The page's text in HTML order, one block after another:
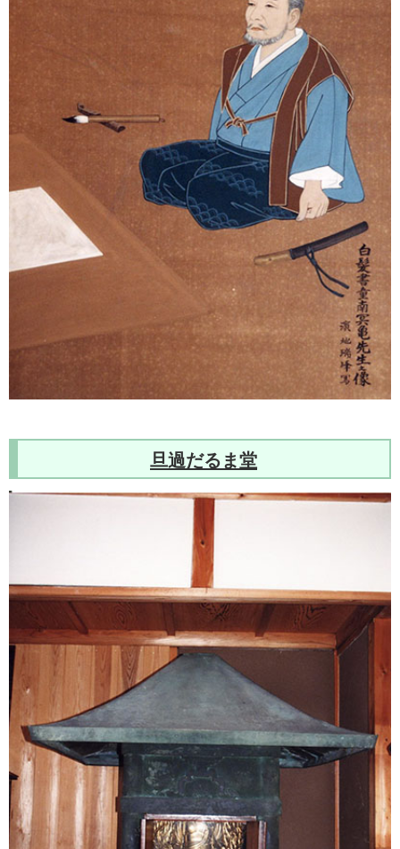
旦過だるま堂